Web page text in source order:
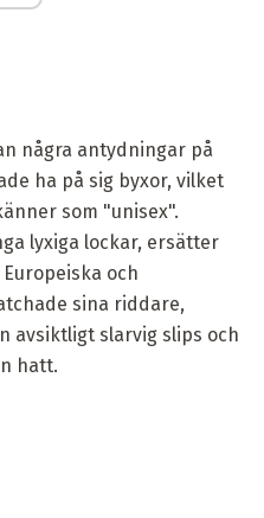
några antydningar på
ha på sig byxor, vilket
som "unisex".
lyxiga lockar, ersätter
och
sina riddare,
avsiktligt slarvig slips och
hatt.